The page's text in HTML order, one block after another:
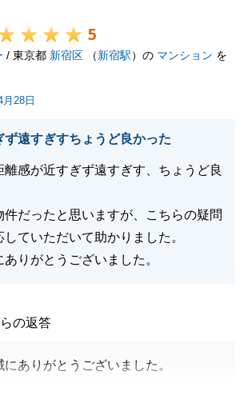
いたします。
5
/ 東京都 新宿区 （新宿駅）の マンション を
28日
ず遠すぎすちょうど良かった
感が近すぎず遠すぎす、ちょうど良
件だったと思いますが、こちらの疑問
ていただいて助かりました。
りがとうございました。
の返答
ありがとうございました。